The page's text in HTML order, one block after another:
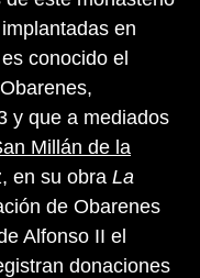
en
conocido el
y que a mediados
Millán de la
en su obra La
de Obarenes
Alfonso II el
donaciones